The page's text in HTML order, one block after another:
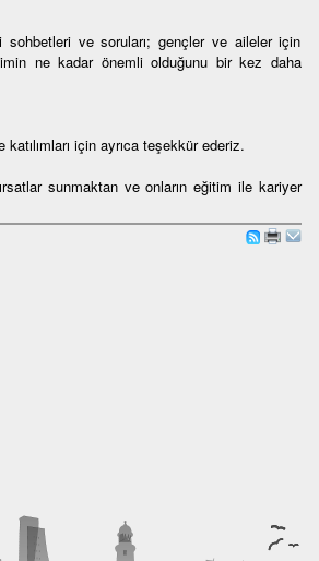
sohbetleri ve soruları; gençler ve aileler için
ne kadar önemli olduğunu bir kez daha
için ayrıca teşekkür ederiz.
sunmaktan ve onların eğitim ile kariyer